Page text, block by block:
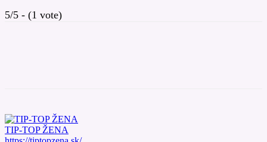
5/5 - (1 vote)
TIP-TOP ŽENA